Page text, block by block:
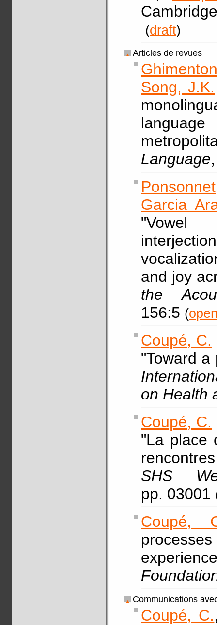
(draft)
Articles de revues
Song, J.K.
Language
Garcia
"Vowel
and joy
the
156:5 (
Coupé, C.
"Toward a
on Health
Coupé, C.
"La place
SHS
pp. 03001
Coupé,
Communications
Coupé, C.